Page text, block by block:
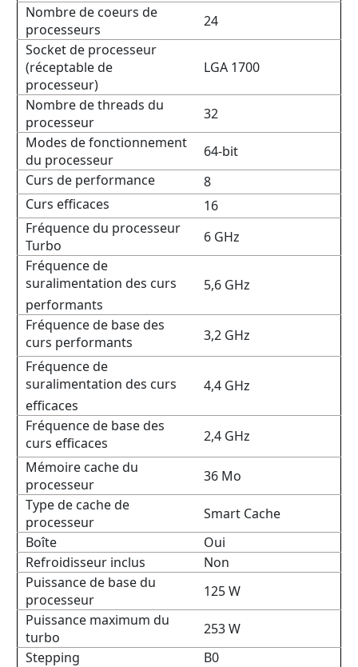
Nombre de coeurs de
processeurs
24
Socket de processeur
(réceptable de
processeur)
LGA 1700
Nombre de threads du
processeur
32
Modes de fonctionnement
du processeur
64-bit
Curs de performance
8
Curs efficaces
16
Fréquence du processeur
Turbo
6 GHz
Fréquence de
suralimentation des curs
performants
5,6 GHz
Fréquence de base des
curs performants
3,2 GHz
Fréquence de
suralimentation des curs
efficaces
4,4 GHz
Fréquence de base des
curs efficaces
2,4 GHz
Mémoire cache du
processeur
36 Mo
Type de cache de
processeur
Smart Cache
Boîte
Oui
Refroidisseur inclus
Non
Puissance de base du
processeur
125 W
Puissance maximum du
turbo
253 W
Stepping
B0